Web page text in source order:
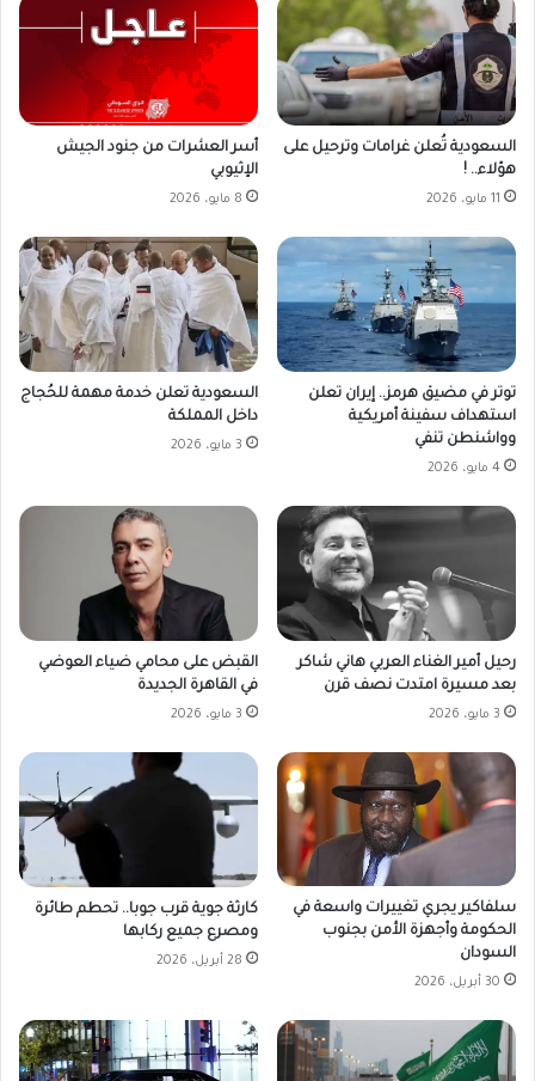
السعودية تُعلن غرامات وترحيل على
هؤلاء.. !
11 مايو، 2026
أسر العشرات من جنود الجيش
الإثيوبي
8 مايو، 2026
توتر في مضيق هرمز.. إيران تعلن
استهداف سفينة أمريكية
وواشنطن تنفي
4 مايو، 2026
السعودية تعلن خدمة مهمة للحُجاج
داخل المملكة
3 مايو، 2026
رحيل أمير الغناء العربي هاني شاكر
بعد مسيرة امتدت نصف قرن
3 مايو، 2026
القبض على محامي ضياء العوضي
في القاهرة الجديدة
3 مايو، 2026
سلفاكير يجري تغييرات واسعة في
الحكومة وأجهزة الأمن بجنوب
السودان
30 أبريل، 2026
كارثة جوية قرب جوبا.. تحطم طائرة
ومصرع جميع ركابها
28 أبريل، 2026